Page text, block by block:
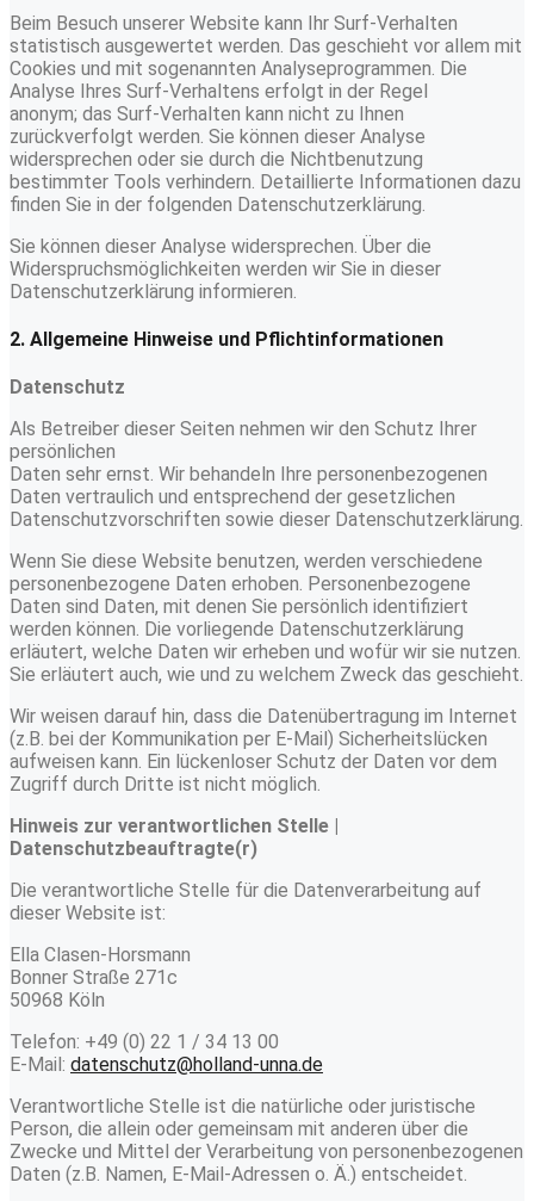
Beim Besuch unserer Website kann Ihr Surf-Verhalten
statistisch ausgewertet werden. Das geschieht vor allem mit
Cookies und mit sogenannten Analyseprogrammen. Die
Analyse Ihres Surf-Verhaltens erfolgt in der Regel
anonym; das Surf-Verhalten kann nicht zu Ihnen
zurückverfolgt werden. Sie können dieser Analyse
widersprechen oder sie durch die Nichtbenutzung
bestimmter Tools verhindern. Detaillierte Informationen dazu
finden Sie in der folgenden Datenschutzerklärung.
Sie können dieser Analyse widersprechen. Über die
Widerspruchsmöglichkeiten werden wir Sie in dieser
Datenschutzerklärung informieren.
2. Allgemeine Hinweise und Pflichtinformationen
Datenschutz
Als Betreiber dieser Seiten nehmen wir den Schutz Ihrer
persönlichen
Daten sehr ernst. Wir behandeln Ihre personenbezogenen
Daten vertraulich und entsprechend der gesetzlichen
Datenschutzvorschriften sowie dieser Datenschutzerklärung.
Wenn Sie diese Website benutzen, werden verschiedene
personenbezogene Daten erhoben. Personenbezogene
Daten sind Daten, mit denen Sie persönlich identifiziert
werden können. Die vorliegende Datenschutzerklärung
erläutert, welche Daten wir erheben und wofür wir sie nutzen.
Sie erläutert auch, wie und zu welchem Zweck das geschieht.
Wir weisen darauf hin, dass die Datenübertragung im Internet
(z.B. bei der Kommunikation per E-Mail) Sicherheitslücken
aufweisen kann. Ein lückenloser Schutz der Daten vor dem
Zugriff durch Dritte ist nicht möglich.
Hinweis zur verantwortlichen Stelle |
Datenschutzbeauftragte(r)
Die verantwortliche Stelle für die Datenverarbeitung auf
dieser Website ist:
Ella Clasen-Horsmann
Bonner Straße 271c
50968 Köln
Telefon: +49 (0) 22 1 / 34 13 00
E-Mail: datenschutz@holland-unna.de
Verantwortliche Stelle ist die natürliche oder juristische
Person, die allein oder gemeinsam mit anderen über die
Zwecke und Mittel der Verarbeitung von personenbezogenen
Daten (z.B. Namen, E-Mail-Adressen o. Ä.) entscheidet.